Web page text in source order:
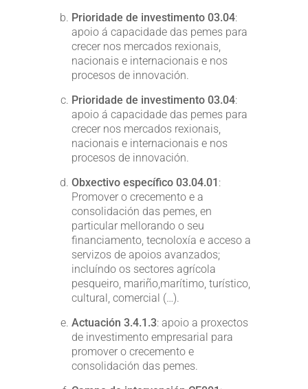
Prioridade de investimento 03.04:
apoio á capacidade das pemes para
crecer nos mercados rexionais,
nacionais e internacionais e nos
procesos de innovación.
Prioridade de investimento 03.04:
apoio á capacidade das pemes para
crecer nos mercados rexionais,
nacionais e internacionais e nos
procesos de innovación.
Obxectivo específico 03.04.01 :
Promover o crecemento e a
consolidación das pemes, en
particular mellorando o seu
financiamento, tecnoloxía e acceso a
servizos de apoios avanzados;
incluíndo os sectores agrícola
pesqueiro, mariño,marítimo, turístico,
cultural, comercial (…).
Actuación 3.4.1.3: apoio a proxectos
de investimento empresarial para
promover o crecemento e
consolidación das pemes.